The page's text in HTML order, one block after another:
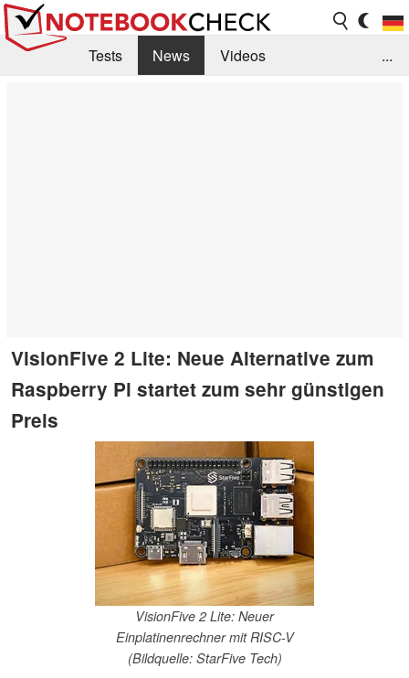
Tests News
Videos
...
VisionFive 2 Lite: Neue Alternative zum
Raspberry Pi startet zum sehr günstigen
Preis
VisionFive 2 Lite: Neuer
Einplatinenrechner mit RISC-V
(Bildquelle: StarFive Tech)